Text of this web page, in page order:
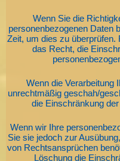
Wenn Sie die
personenbezogenen Daten
Zeit, um dies zu überprüfen.
das Recht, die
Wenn die Verarbeitung
unrechtmäßig geschah/
die Einschränkung
Wenn wir Ihre
Sie sie jedoch zur
von Rechtsansprüchen
Löschung die